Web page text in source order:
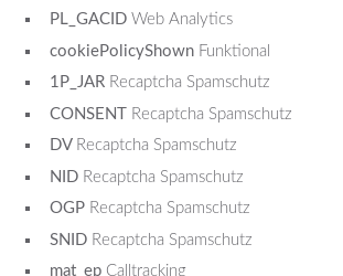
PL_GACID Web Analytics
cookiePolicyShown Funktional
1P_JAR Recaptcha Spamschutz
CONSENT Recaptcha Spamschutz
DV Recaptcha Spamschutz
NID Recaptcha Spamschutz
OGP Recaptcha Spamschutz
SNID Recaptcha Spamschutz
mat_ep Calltracking